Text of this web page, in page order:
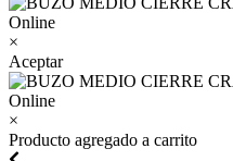
×
Aceptar
×
Producto agregado a carrito